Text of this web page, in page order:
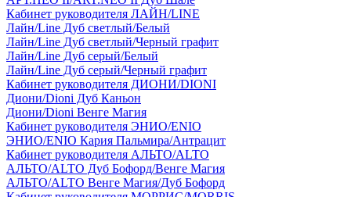
Кабинет руководителя ЛАЙН/LINE
Лайн/Line Дуб светлый/Белый
Лайн/Line Дуб светлый/Черный графит
Лайн/Line Дуб серый/Белый
Лайн/Line Дуб серый/Черный графит
Кабинет руководителя ДИОНИ/DIONI
Диони/Dioni Дуб Каньон
Диони/Dioni Венге Магия
Кабинет руководителя ЭНИО/ENIO
ЭНИО/ENIO Кария Пальмира/Антрацит
Кабинет руководителя АЛЬТО/ALTO
АЛЬТО/ALTO Дуб Бофорд/Венге Магия
АЛЬТО/ALTO Венге Магия/Дуб Бофорд